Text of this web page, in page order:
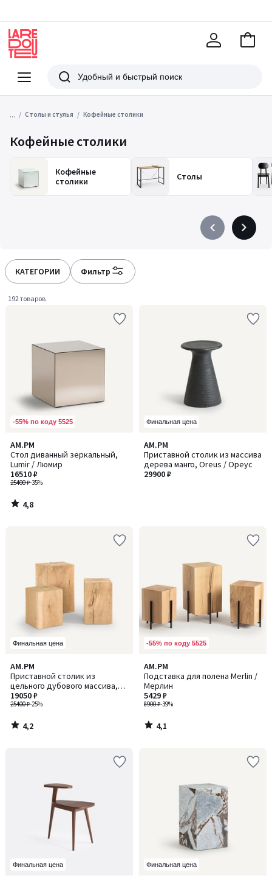
Меню
Redoute
Поиск
В
... Столы и стулья Кофейные столики
Кофейные столики
Кофейные
столики
Столы
PrécédentSuivant
КАТЕГОРИИ Фильтр
192 товаров
-55% по коду 5525
AM.PM
Стол диванный зеркальный,
Lumir / Люмир
25400 ₽-35%
16510 ₽
4,8
/ 5
4,8
/
Финальная цена
AM.PM
Приставной столик из массива
дерева манго, Oreus / Ореус
29900 ₽
Финальная цена
AM.PM
Приставной столик из
цельного дубового массива,
Merlin / Мерлин
25400 ₽-25%
19050 ₽
4,2
/ 5
4,2
/
-55% по коду 5525
AM.PM
Подставка для полена Merlin /
Мерлин
8900 ₽-39%
5429 ₽
4,1
/ 5
4,1
/
Финальная цена Финальная цена